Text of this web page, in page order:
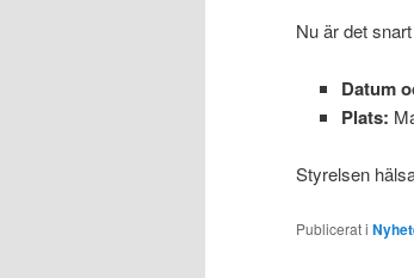
Nu är det
Datum
Plats:
Styrelsen
Publicerat i